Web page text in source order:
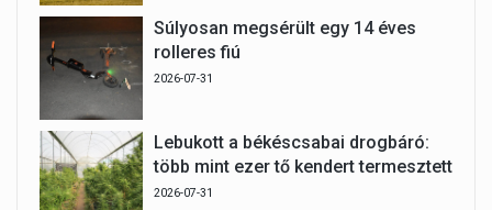
Súlyosan megsérült egy 14 éves
rolleres fiú
2026-07-31
Lebukott a békéscsabai drogbáró:
több mint ezer tő kendert termesztett
2026-07-31